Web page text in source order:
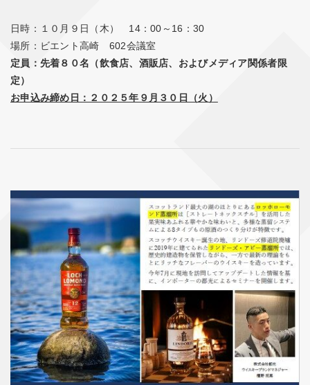
日時：１０月９日（木） 14：00～16：30
場所：ビエント高崎 602会議室
定員：先着８０名（飲食店、酒販店、およびメディア関係者限
定）
お申込み締め日：２０２５年９月３０日（火）